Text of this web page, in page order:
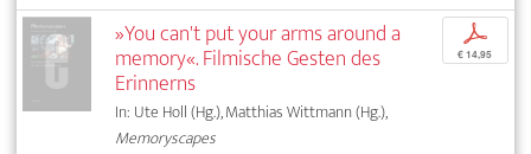
»You can't put your arms around a
memory«. Filmische Gesten des
Erinnerns
In: Ute Holl (Hg.), Matthias Wittmann (Hg.),
Memoryscapes
p
€ 14,95